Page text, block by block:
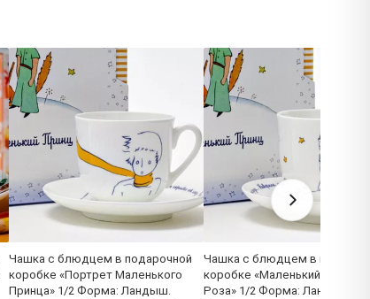
Чашка с блюдцем в подарочной
коробке «Портрет Маленького
Принца» 1/2 Форма: Ландыш.
Чашка с блюдцем в
коробке «Маленький Принц и
Роза» 1/2 Форма: Ландыш.